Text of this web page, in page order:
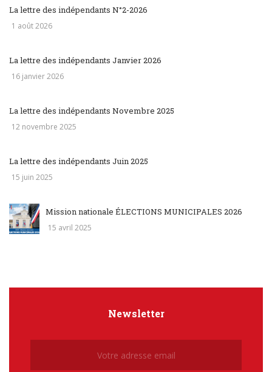
La lettre des indépendants N°2-2026
1 août 2026
La lettre des indépendants Janvier 2026
16 janvier 2026
La lettre des indépendants Novembre 2025
12 novembre 2025
La lettre des indépendants Juin 2025
15 juin 2025
Mission nationale ÉLECTIONS MUNICIPALES 2026
15 avril 2025
Newsletter